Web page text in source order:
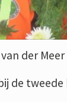
der
de